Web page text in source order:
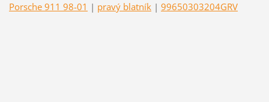
Porsche 911 98-01 | pravý blatník | 99650303204GRV